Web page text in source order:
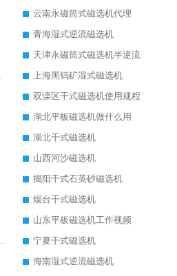
云南永磁筒式磁选机代理
青海湿式逆流磁选机
天津永磁筒式磁选机半逆流
位置
上海黑钨矿湿式磁选机
双滦区干式磁选机使用规程
湖北平板磁选机做什么用
湖北干式磁选机
山西河沙磁选机
揭阳干式石英砂磁选机
烟台干式磁选机
山东平板磁选机工作视频
除铁效果怎么样
宁夏干式磁选机
海南湿式逆流磁选机